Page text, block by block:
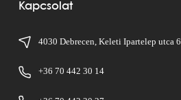
Kapcsolat
4030 Debrecen, Keleti Ipartelep utca 6.
+36 70 442 30 14